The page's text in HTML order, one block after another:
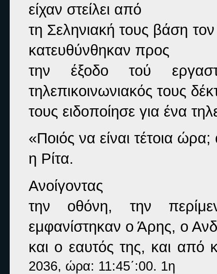
είχαν στείλει από
τη Σεληνιακή τους βάση
κατευθύνθηκαν προς
την έξοδο τού
τηλεπικοινωνιακός τους
τους ειδοποίησε για ένα
«Ποιός να είναι τέτοια ώρα;
η Ρίτα.
Ανοίγοντας
την οθόνη, την
εμφανίστηκαν ο Άρης, ο
και ο εαυτός της, και
2036, ώρα: 11:45΄:00. 1η